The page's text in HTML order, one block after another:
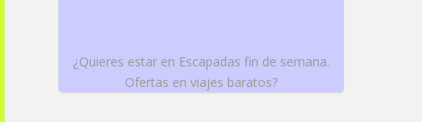
¿Quieres estar en Escapadas fin de semana.
Ofertas en viajes baratos?